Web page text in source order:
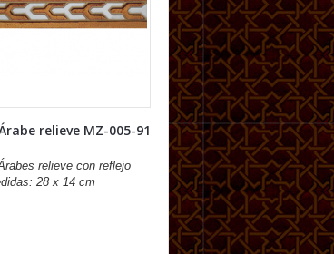
relieve MZ-005-91
relieve con reflejo
28 x 14 cm